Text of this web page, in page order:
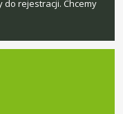
rejestracji. Chcemy